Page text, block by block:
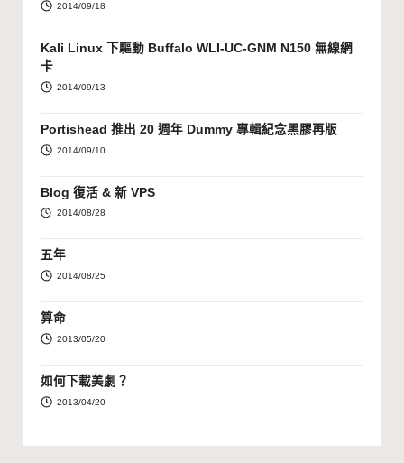
2014/09/18
Kali Linux 下驅動 Buffalo WLI-UC-GNM N150 無線網
卡
2014/09/13
Portishead 推出 20 週年 Dummy 專輯紀念黑膠再版
2014/09/10
Blog 復活 & 新 VPS
2014/08/28
五年
2014/08/25
算命
2013/05/20
如何下載美劇？
2013/04/20